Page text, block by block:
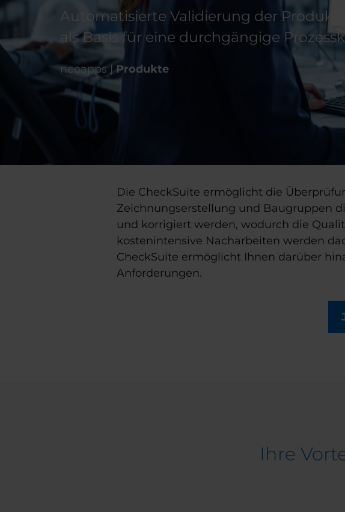
Automatisierte Validierung der
als Basis für eine durchgängige
neoapps | Produkte
Die CheckSuite ermöglicht die
Zeichnungserstellung und Baugruppen
und korrigiert werden, wodurch die
kostenintensive Nacharbeiten werden
CheckSuite ermöglicht Ihnen darüber
Anforderungen.
Ihre